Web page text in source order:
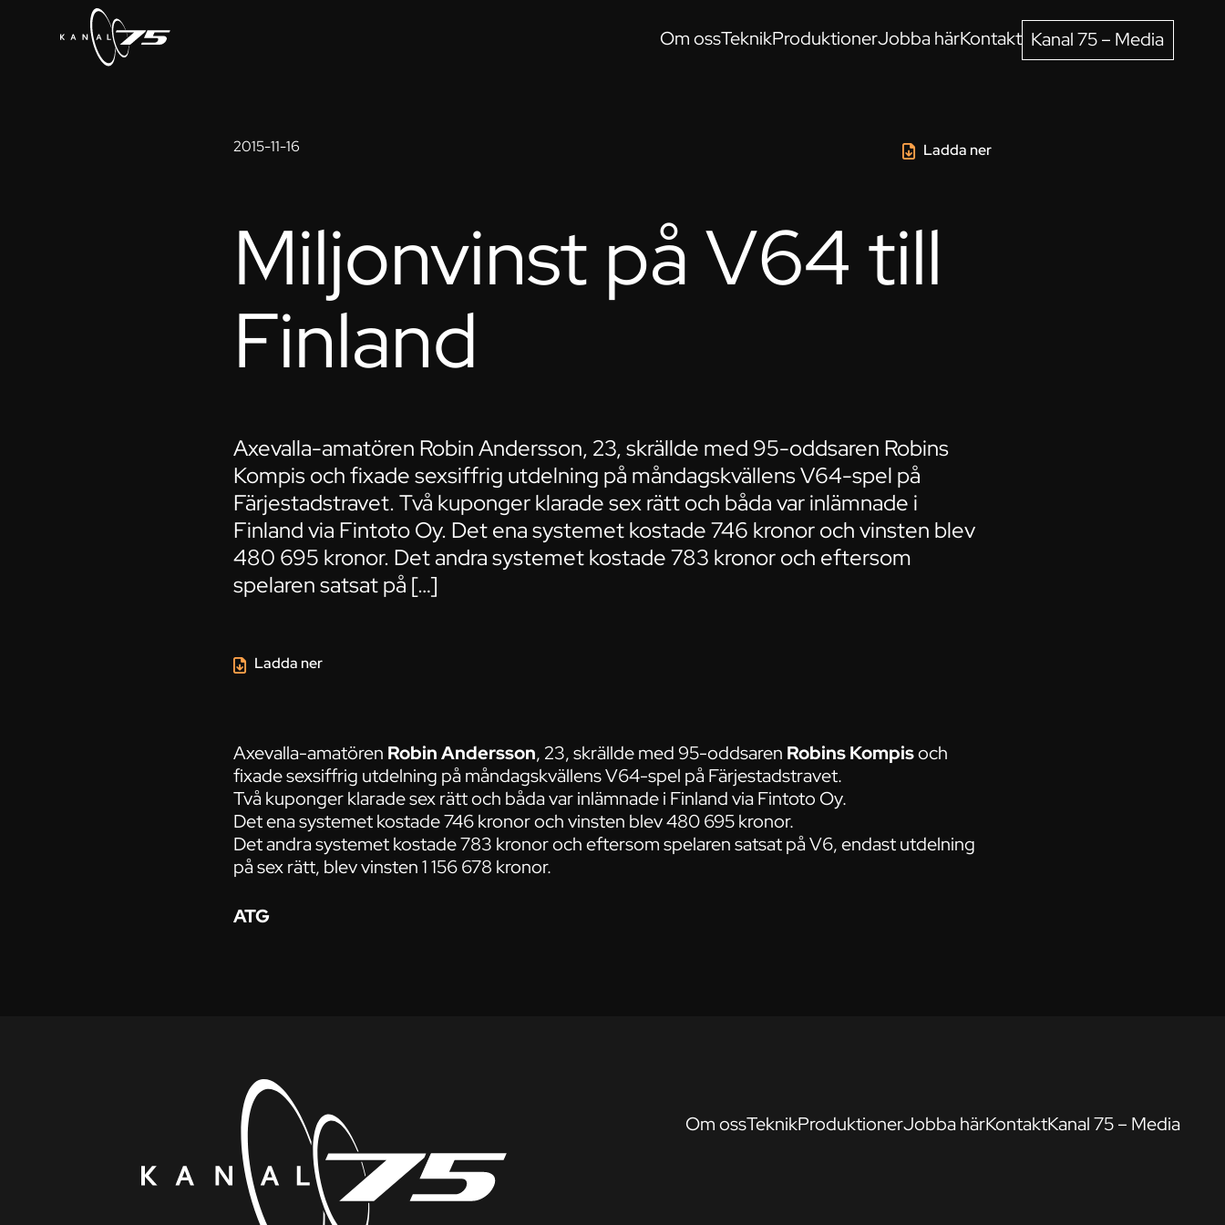
Om ossTeknikProduktionerJobba härKontakt Kanal 75 – Media
2015-11-16 Ladda ner
Miljonvinst på V64 till
Finland
Axevalla-amatören Robin Andersson, 23, skrällde med 95-oddsaren Robins
Kompis och fixade sexsiffrig utdelning på måndagskvällens V64-spel på
Färjestadstravet. Två kuponger klarade sex rätt och båda var inlämnade i
Finland via Fintoto Oy. Det ena systemet kostade 746 kronor och vinsten blev
480 695 kronor. Det andra systemet kostade 783 kronor och eftersom
spelaren satsat på […]
Axevalla-amatören Robin Andersson, 23, skrällde med 95-oddsaren Robins Kompisoch
fixade sexsiffrig utdelning på måndagskvällens V64-spel på Färjestadstravet.
Två kuponger klarade sex rätt och båda var inlämnade i Finland via Fintoto Oy.
Det ena systemet kostade 746 kronor och vinsten blev 480 695 kronor.
Det andra systemet kostade 783 kronor och eftersom spelaren satsat på V6, endast utdelning
på sex rätt, blev vinsten 1 156 678 kronor.
Ladda ner
ATG
Om ossTeknikProduktionerJobba härKontaktKanal 75 – Media